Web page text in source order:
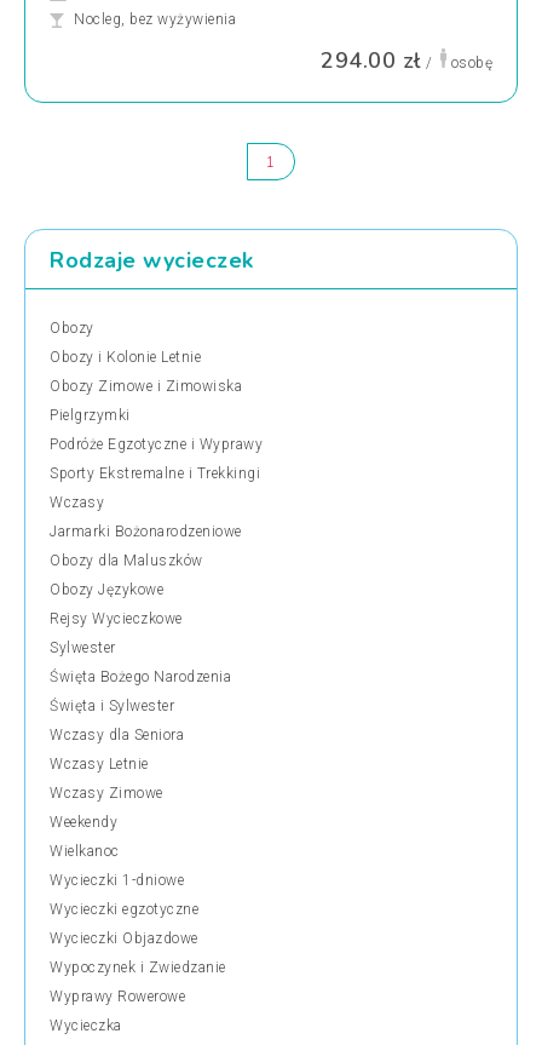
Nocleg, bez wyżywienia
294.00 zł / osobę
1
Rodzaje wycieczek
Obozy
Obozy i Kolonie Letnie
Obozy Zimowe i Zimowiska
Pielgrzymki
Podróże Egzotyczne i Wyprawy
Sporty Ekstremalne i Trekkingi
Wczasy
Jarmarki Bożonarodzeniowe
Obozy dla Maluszków
Obozy Językowe
Rejsy Wycieczkowe
Sylwester
Święta Bożego Narodzenia
Święta i Sylwester
Wczasy dla Seniora
Wczasy Letnie
Wczasy Zimowe
Weekendy
Wielkanoc
Wycieczki 1-dniowe
Wycieczki egzotyczne
Wycieczki Objazdowe
Wypoczynek i Zwiedzanie
Wyprawy Rowerowe
Wycieczka